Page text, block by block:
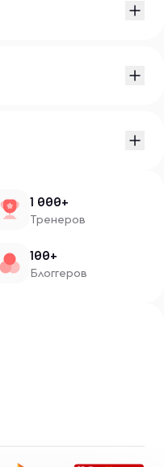
1 000+
Тренеров
100+
Блоггеров